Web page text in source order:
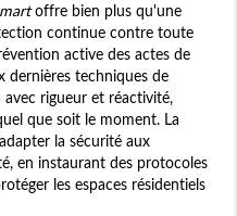
offre bien plus qu'une
continue contre toute
active des actes de
dernières techniques de
rigueur et réactivité,
que soit le moment. La
la sécurité aux
en instaurant des protocoles
les espaces résidentiels